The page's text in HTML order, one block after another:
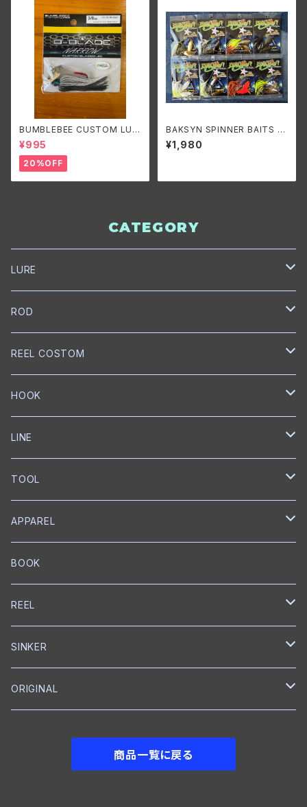
BUMBLEBEE CUSTOM LUR
ES B-BLADE NARROW 3/8o
z バンブルビーカスタムルアーズ
ビーブレードナロー 3/8oz
¥995
20%OFF
BAKSYN SPINNER BAITS 1/
2oz. DW/バクシン スピナーベ
イト 1/2oz. DW
¥1,980
CATEGORY
LURE
NORIES
トップウォーター
クランクベイト
ワーム
プロップベイト
シャッド
フットボールジグ
mibro
クランクベイト
NISHINE LURE WORKS
ミノー
リップレスクランク
BUMBLEBEE CUSTOM LURES
チャターベイト
Megabass
クランクベイト
ミノー
KEITECH
ブレードジグ
ワーム
EverGreen
クランクベイト
ワーム
BOTTOMUP
クランクベイト
ワイヤーベイト
DSTYLE
ワーム
reins
ジョイントベイト
GRASS ROOTS
ROD
NORIES
スピニングロッド
ベイトロッド
SLANG
スピニングロッド
GRASS ROOTS
ベイトキャスティングロッド
Out≒Law
ベイトキャスティング
DESIGNO
LEBEN
Back BOSS
REEL COSTOM
GOLD Works
匠ベアリング
匠ブッシュ
GLITCH
グリス
オイル
mibro
ハンドルノブ
ハンドル
SHIMANO
グリス
HOOK
BKK
トレブルフック
シングルフック
ICHIKAWA FISHING
トレブルフック
RYUGI
トレブルフック
シングルフック
がまかつ
トレブルフック
LINE
SEAGUAR
フロロカーボン
PE
SOLAROAM
フロロカーボン
ナイロン
DUEL
フロロカーボン
VARIVAS
ライン
ナイロン
TOOL
belmont
スプリットリングプライヤー
KS Craft
メジャー
タンブラー
Backboss
フィッシュグリップ
APPAREL
RAPALA
CAP
clef
CAP
SMITH
Tシャツ
NORIES
BOOK
REEL
SHIMANO
ベイトリール
ABU Garcia
SINKER
reins
フットボールヘッド
ORIGINAL
商品一覧に戻る